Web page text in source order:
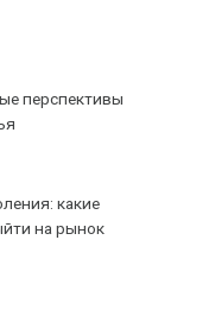
перспективы
какие
на рынок